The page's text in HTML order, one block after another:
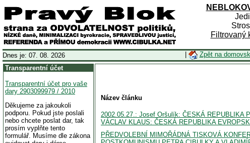
Filtrovaný
Dnes je: 07. 08. 2026 Zpět na
Transparentní účet
Transparentní účet pro vaše
dary 2903099979 / 2010
Děkujeme za jakoukoli
podporu. Pokud jste poslali
nebo chcete poslat dar, tak
prosím vyplňte tento
formulář. Musíme dle zákona
Název článku
2002.05.27.: Josef Oršulík: ČESKÁ REPUBLIKA
VÁCLAV KLAUS: ČESKÁ REPUBLIKA
PŘEDVOLEBNÍ MIMOŘÁDNÁ TISKOVÁ